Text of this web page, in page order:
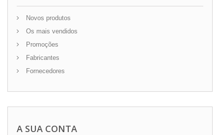
Novos produtos
Os mais vendidos
Promoções
Fabricantes
Fornecedores
A SUA CONTA